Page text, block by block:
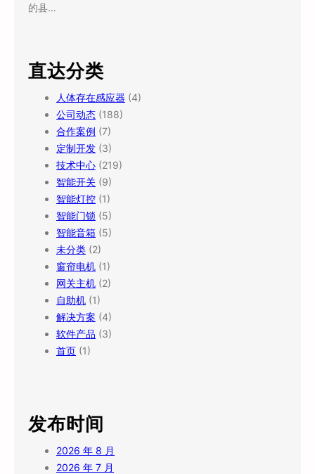
的县…
直达分类
人体存在感应器 (4)
公司动态 (188)
合作案例 (7)
定制开发 (3)
技术中心 (219)
智能开关 (9)
智能灯控 (1)
智能门锁 (5)
智能音箱 (5)
未分类 (2)
窗帘电机 (1)
网关主机 (2)
自助机 (1)
解决方案 (4)
软件产品 (3)
首页 (1)
发布时间
2026 年 8 月
2026 年 7 月